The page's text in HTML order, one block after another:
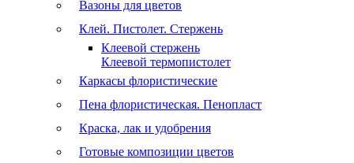
Вазоны для цветов
Клей. Пистолет. Стержень
Клеевой стержень
Клеевой термопистолет
Каркасы флористические
Пена флористическая. Пенопласт
Краска, лак и удобрения
Готовые композиции цветов